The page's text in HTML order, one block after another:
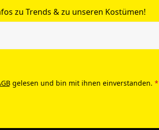
zu Trends & zu unseren Kostümen!
gelesen und bin mit ihnen einverstanden. *